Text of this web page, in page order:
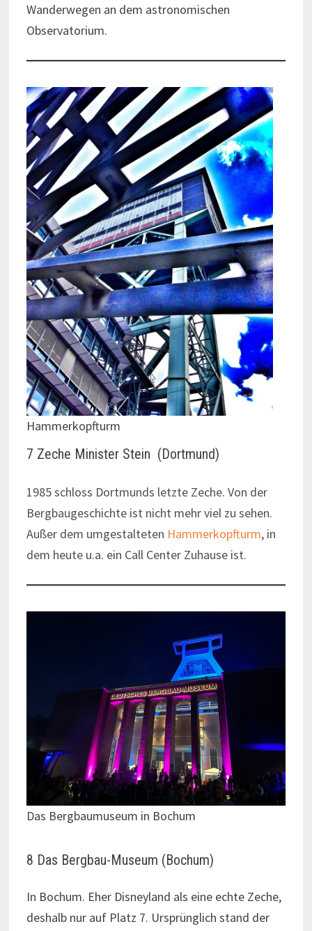
Wanderwegen an dem astronomischen
Observatorium.
Hammerkopfturm
7 Zeche Minister Stein (Dortmund)
1985 schloss Dortmunds letzte Zeche. Von der
Bergbaugeschichte ist nicht mehr viel zu sehen.
Außer dem umgestalteten Hammerkopfturm, in
dem heute u.a. ein Call Center Zuhause ist.
Das Bergbaumuseum in Bochum
8 Das Bergbau-Museum (Bochum)
In Bochum. Eher Disneyland als eine echte Zeche,
deshalb nur auf Platz 7. Ursprünglich stand der